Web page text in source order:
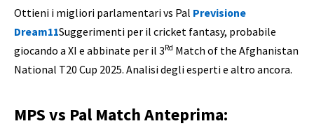
Ottieni i migliori parlamentari vs Pal Previsione
Dream11Suggerimenti per il cricket fantasy, probabile
giocando a XI e abbinate per il 3Rd Match of the Afghanistan
National T20 Cup 2025. Analisi degli esperti e altro ancora.
MPS vs Pal Match Anteprima: